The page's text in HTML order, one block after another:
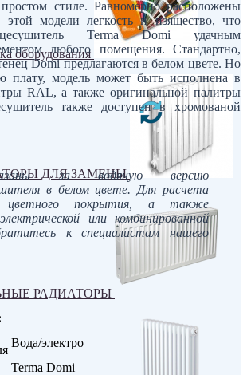
оборудования
ДЛЯ ЗАМЕНЫ
РАДИАТОРЫ
стиле. Равномерно расположены
модели легкость и изящество, что
Terma Domi удачным
любого помещения. Стандартно,
Domi предлагаются в белом цвете. Но
плату, модель может быть исполнена в
RAL, а также оригинальной палитры
также доступен в хромованой
за водяную версию
в белом цвете. Для расчета
цветного покрытия, а также
или комбинированной
к специалистам нашего
Вода/электро
Terma Domi